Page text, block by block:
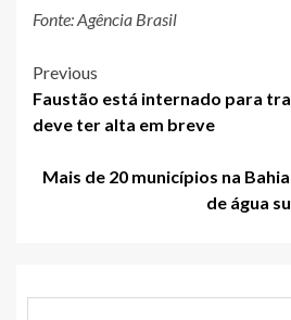
Fonte: Agência Brasil
Post
navigation
Previous
Faustão está internado para
deve ter alta em breve
Mais de 20 municípios na
de água